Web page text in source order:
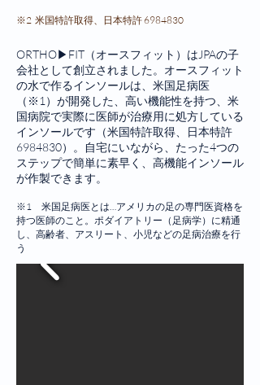
※2 米国特許取得、日本特許6984830
ORTHO▶FIT（オースフィット）はJPAの子
会社として創立されました。オースフィット
の水で作るインソールは、米国足病医
（※1）が開発した、高い機能性を持つ、米
国病院で実際に医師が治療用に処方している
インソールです（米国特許取得、日本特許
6984830）。自宅にいながら、たった4つの
ステップで簡単に素早く、高機能インソール
が作製できます。
※1 米国足病医とは…アメリカの足の専門医資格を
持つ医師のこと。ポダイアトリー（足病学）に精通
し、高齢者、アスリート、小児などの足病治療を行
う